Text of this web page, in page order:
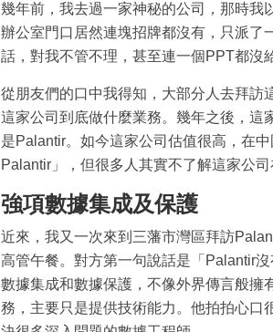
幾年前，我去過一家神秘的公司，那時我
辦公室門口居然連塊招牌都沒有，只派了
話，對我不管不理，甚至連一個PPT都沒
從朋友們的口中我得知，大部分人去拜訪
這家公司到底做什麼業務。幾年之後，這
是Palantir。如今這家公司估值很高，在
Palantir」，但很多人其實不了解這家公司
強項數據集成及保護
近來，我又一次來到三藩市灣區拜訪
高管午餐。對方第一句說話是「Palantir
數據集成和數據保護，不像外界傳言般擁
務，主要只是提供技術能力。他拍拍心口